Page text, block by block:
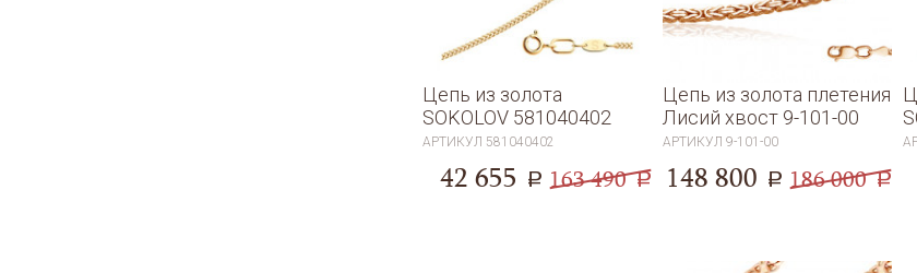
Цепь из золота
SOKOLOV 581040402
АРТИКУЛ 581040402
42 655 a 163 490 a
Цепь из золота плетения
Лисий хвост 9-101-00
АРТИКУЛ9-101-00
148 800 a 186 000 a